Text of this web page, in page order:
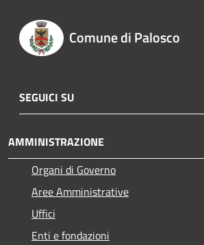
Comune di Palosco
SEGUICI SU
AMMINISTRAZIONE
Organi di Governo
Aree Amministrative
Uffici
Enti e fondazioni